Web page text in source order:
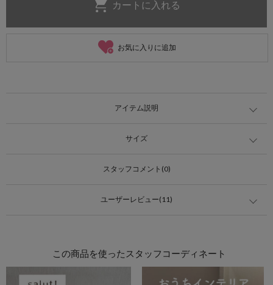
お気に入りに追加
アイテム説明
サイズ
スタッフコメント(0)
ユーザーレビュー(11)
この商品を使ったスタッフコーディネート